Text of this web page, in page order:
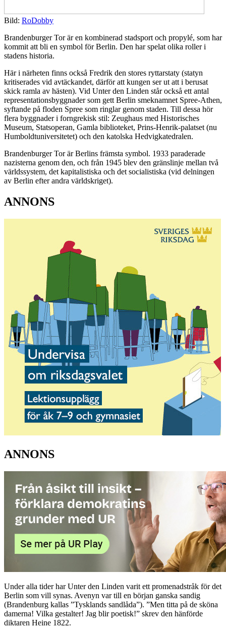
Bild: RoDobby
Brandenburger Tor är en kombinerad stadsport och propylé, som har
kommit att bli en symbol för Berlin. Den har spelat olika roller i
stadens historia.
Här i närheten finns också Fredrik den stores ryttarstaty (statyn
kritiserades vid avtäckandet, därför att kungen ser ut att i berusat
skick ramla av hästen). Vid Unter den Linden står också ett antal
representationsbyggnader som gett Berlin smeknamnet Spree-Athen,
syftande på floden Spree som ringlar genom staden. Till dessa hör
flera byggnader i forngrekisk stil: Zeughaus med Historisches
Museum, Statsoperan, Gamla biblioteket, Prins-Henrik-palatset (nu
Humboldtuniversitetet) och den katolska Hedvigkatedralen.
Brandenburger Tor är Berlins främsta symbol. 1933 paraderade
nazisterna genom den, och från 1945 blev den gränslinje mellan två
världssystem, det kapitalistiska och det socialistiska (vid delningen
av Berlin efter andra världskriget).
ANNONS
ANNONS
Under alla tider har Unter den Linden varit ett promenadstråk för det
Berlin som vill synas. Avenyn var till en början ganska sandig
(Brandenburg kallas ”Tysklands sandlåda”). ”Men titta på de sköna
damerna! Vilka gestalter! Jag blir poetisk!” skrev den hänförde
diktaren Heine 1822.